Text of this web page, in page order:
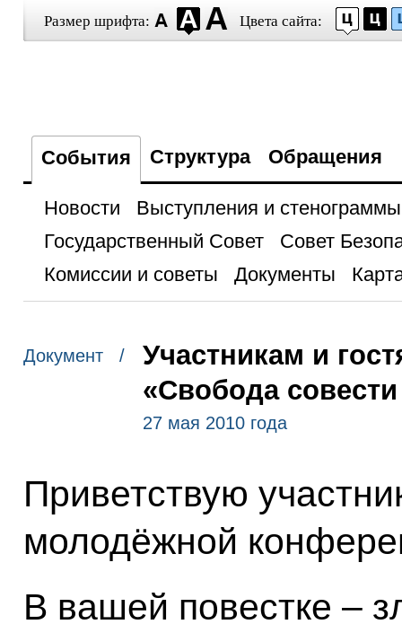
Размер шрифта: Цвета сайта:
События Структура Обращения
Новости
Выступления и стенограммы
Государственный Совет
Совет
Комиссии и советы
Документы
Документ /
Участникам и
«Свобода
27 мая 2010 года
Приветствую
молодёжной
В вашей повестке –